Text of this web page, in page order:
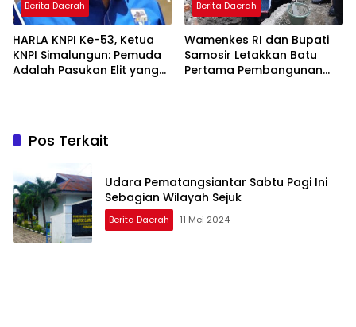
Berita Daerah
HARLA KNPI Ke-53, Ketua
KNPI Simalungun: Pemuda
Adalah Pasukan Elit yang
Berita Daerah
Wamenkes RI dan Bupati
Samosir Letakkan Batu
Pertama Pembangunan
Pos Terkait
Udara Pematangsiantar Sabtu Pagi Ini
Sebagian Wilayah Sejuk
Berita Daerah 11 Mei 2024